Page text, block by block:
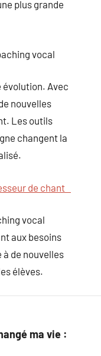
plus grande
vocal
Avec
nouvelles
Les outils
changent la
de chant
vocal
aux besoins
à de nouvelles
élèves.
ma vie :